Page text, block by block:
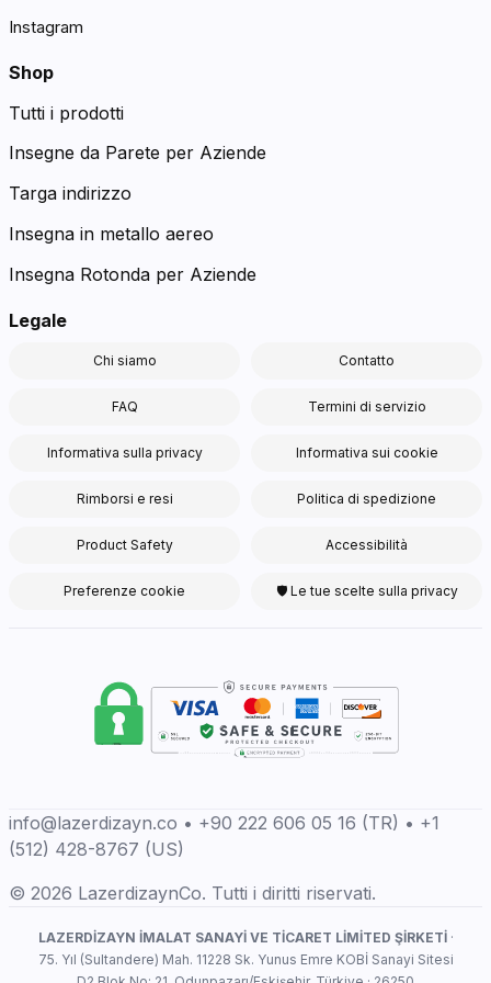
Instagram
Shop
Tutti i prodotti
Insegne da Parete per Aziende
Targa indirizzo
Insegna in metallo aereo
Insegna Rotonda per Aziende
Legale
Chi siamo Contatto
FAQ Termini di servizio
Informativa sulla privacy Informativa sui cookie
Rimborsi e resi Politica di spedizione
Product Safety Accessibilità
Preferenze cookie 🛡 Le tue scelte sulla privacy
info@lazerdizayn.co • +90 222 606 05 16 (TR) • +1
(512) 428-8767 (US)
© 2026 LazerdizaynCo. Tutti i diritti riservati.
LAZERDİZAYN İMALAT SANAYİ VE TİCARET LİMİTED ŞİRKETİ·
75. Yıl (Sultandere) Mah. 11228 Sk. Yunus Emre KOBİ Sanayi Sitesi